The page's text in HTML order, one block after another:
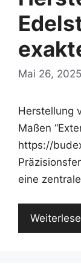
Mai 26, 2025
Herstellung
Maßen
https://
eine